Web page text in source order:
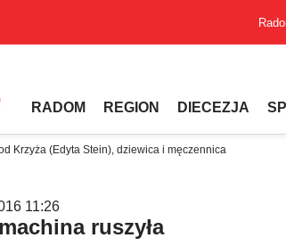
RADOM REGION DIECEZJA
Krzyża (Edyta Stein), dziewica i męczennica
11:26
ruszyła